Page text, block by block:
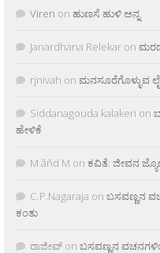
Viren on ಹುಣಸೆ ಹುಳಿ ಅನ್ನ
Janardhana Relekar on
rjnivah on ಮನಸೂರೆಗೊಳ್ಳುವ
Siddanagouda kalakeri on
ಹೇಳಿಕೆ
M âñd M on ಕವಿತೆ: ಜೀವನ
C.P.Nagaraja on ಬಸವಣ್ಣನ
ಕಂತು
ರಾಜೀವ್ on ಬಸವಣ್ಣನ